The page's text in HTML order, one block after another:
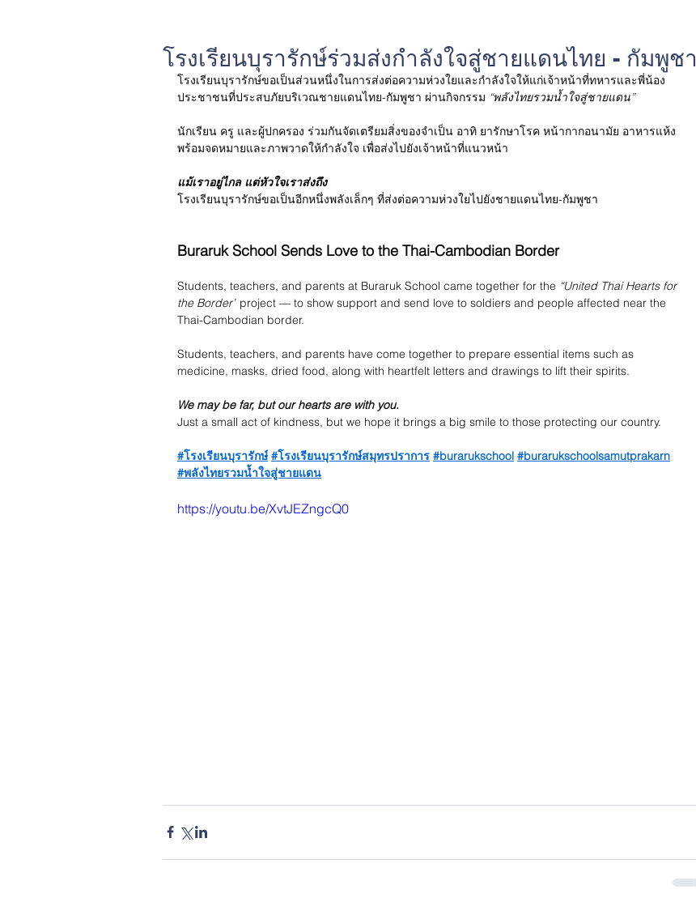
โรงเรียนบุรารักษ์ร่วมส่งกำลังใจสู่ชายแดนไทย - กัมพูชา
โรงเรียนบุรารักษ์ขอเป็นส่วนหนึ่งในการส่งต่อความห่วงใยและกำลังใจให้แก่เจ้าหน้าที่ทหารและพี่น้อง
ประชาชนที่ประสบภัยบริเวณชายแดนไทย-กัมพูชา ผ่านกิจกรรม “พลังไทยรวมน้ำใจสู่ชายแดน”
นักเรียน ครู และผู้ปกครอง ร่วมกันจัดเตรียมสิ่งของจำเป็น อาทิ ยารักษาโรค หน้ากากอนามัย อาหารแห้ง
พร้อมจดหมายและภาพวาดให้กำลังใจ เพื่อส่งไปยังเจ้าหน้าที่แนวหน้า
แม้เราอยู่ไกล แต่หัวใจเราส่งถึง
โรงเรียนบุรารักษ์ขอเป็นอีกหนึ่งพลังเล็กๆ ที่ส่งต่อความห่วงใยไปยังชายแดนไทย-กัมพูชา
Buraruk School Sends Love to the Thai-Cambodian Border
Students, teachers, and parents at Buraruk School came together for the “United Thai Hearts for
the Border” project — to show support and send love to soldiers and people affected near the
Thai-Cambodian border.
Students, teachers, and parents have come together to prepare essential items such as
medicine, masks, dried food, along with heartfelt letters and drawings to lift their spirits.
We may be far, but our hearts are with you.
Just a small act of kindness, but we hope it brings a big smile to those protecting our country.
#โรงเรียนบุรารักษ์ #โรงเรียนบุรารักษ์สมุทรปราการ #burarukschool #burarukschoolsamutprakarn
#พลังไทยรวมน้ำใจสู่ชายแดน
https://youtu.be/XvtJEZngcQ0